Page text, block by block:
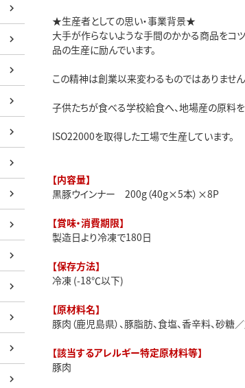
★生産者としての思い・事業背景★
大手が作らないような手間のかかる商品をコ
品の生産に励んでいます。
この精神は創業以来変わるものではありません
子供たちが食べる学校給食へ、地場産の原料を
ISO22000を取得した工場で生産しています。
【内容量】
黒豚ウインナー 200g（40g×5本）×8P
【賞味・消費期限】
製造日より冷凍で180日
【保存方法】
冷凍 (-18℃以下)
【原材料名】
豚肉（鹿児島県）、豚脂肪、食塩、香辛料、砂糖／
【該当するアレルギー特定原材料等】
豚肉